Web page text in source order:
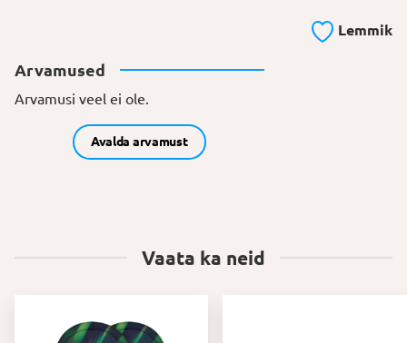
Lemmik
Arvamused
Arvamusi veel ei ole.
Avalda arvamust
Vaata ka neid